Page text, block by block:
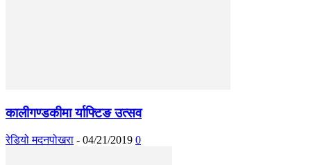
कालीगण्डकीमा र्याफ्टिङ उत्सव
रेडियो मदनपोखरा - 04/21/2019 0